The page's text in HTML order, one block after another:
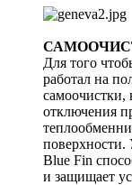
Для того
работал на
самоочистки,
отключения
поверхности.
Blue Fin
и защищает